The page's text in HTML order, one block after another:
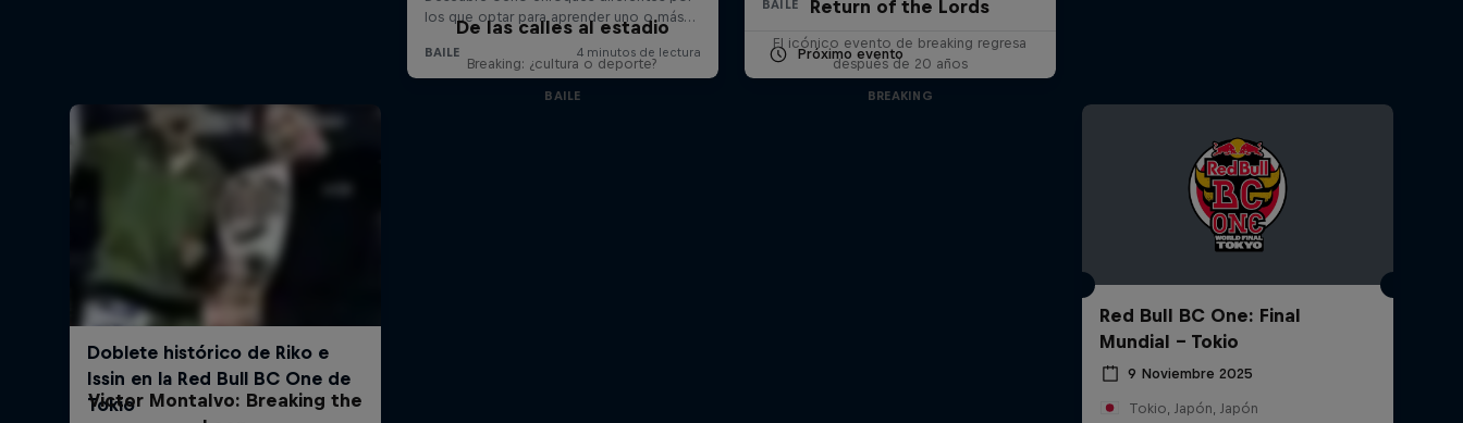
BAILE
Próximo evento
De las calles al estadio
Breaking: ¿cultura o deporte?
BAILE
Return of the Lords
El icónico evento de breaking regresa
después de 20 años
BREAKING
Red Bull BC One: Final
Mundial - Tokio
9 Noviembre 2025
Tokio, Japón, Japón
Victor Montalvo: Breaking the